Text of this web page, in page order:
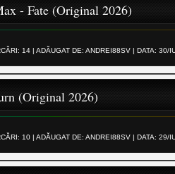
- Fate (Original 2026)
14 | ADĂUGAT DE: ANDREI88SV | DATA: 30/
(Original 2026)
10 | ADĂUGAT DE: ANDREI88SV | DATA: 29/